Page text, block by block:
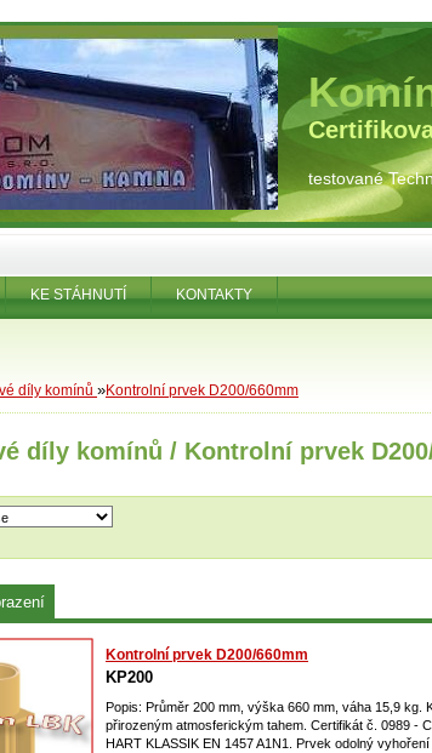
testované
KE STÁHNUTÍ KONTAKTY
díly komínů »Kontrolní prvek D200/660mm
díly komínů / Kontrolní prvek
Kontrolní prvek D200/660mm
KP200
Popis: Průměr 200 mm, výška 660 mm, váha 15,9 kg.
přirozeným atmosferickým tahem. Certifikát č. 0989 -
HART KLASSIK EN 1457 A1N1. Prvek odolný